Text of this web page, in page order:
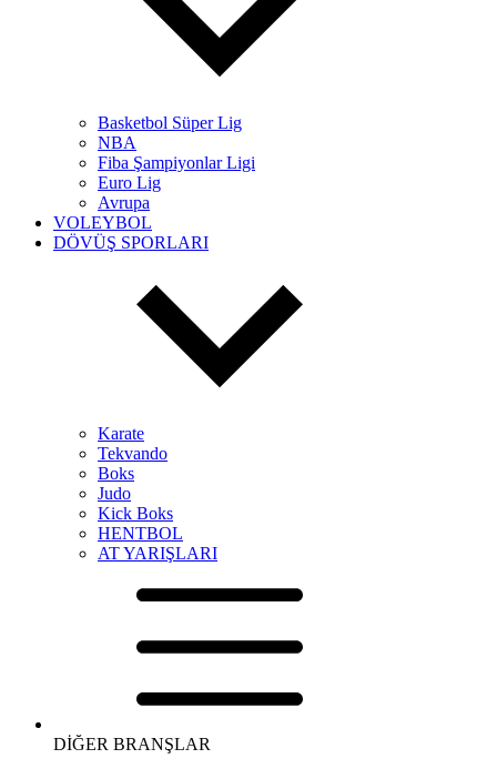
Basketbol Süper Lig
NBA
Fiba Şampiyonlar Ligi
Euro Lig
Avrupa
VOLEYBOL
DÖVÜŞ SPORLARI
Karate
Tekvando
Boks
Judo
Kick Boks
HENTBOL
AT YARIŞLARI
DİĞER BRANŞLAR